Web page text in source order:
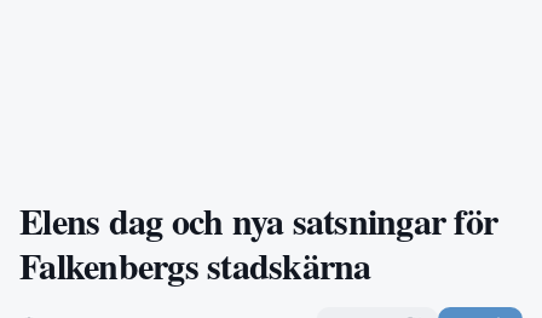
Elens dag och nya satsningar för
Falkenbergs stadskärna